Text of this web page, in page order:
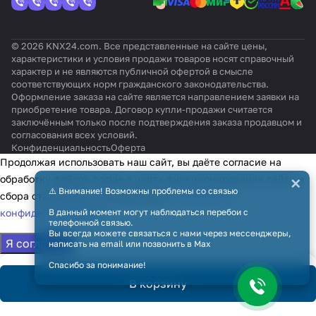
В корзину
© 2026 KNX24.com. Все представленные на сайте цены,
характеристики и условия продажи товаров носят справочный
характер и не являются публичной офертой в смысле
соответствующих норм гражданского законодательства.
Оформление заказа на сайте является направлением заявки на
приобретение товара. Договор купли-продажи считается
заключённым только после подтверждения заказа продавцом и
согласования всех условий.
КонфиденциальностьОферта
⚠️ Внимание! Возможны проблемы со связью
В данный момент могут наблюдаться перебои с
телефонной связью.
Вы всегда можете связаться с нами через мессенджеры,
написать на email или позвонить в Max
Спасибо за понимание!
×
Продолжая использовать наш сайт, вы даёте согласие на
обработку файлов cookie в целях функционирования сайта и
сбора статистики в соответствии сполитикой
конфиденциальности
Я согласен